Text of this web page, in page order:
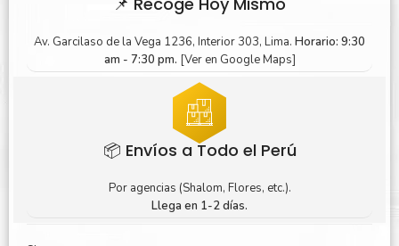
Av. Garcilaso de la Vega 1236, Interior 303, Lima. Horario: 9:30
am - 7:30 pm. [Ver en Google Maps]
📦 Envíos a Todo el Perú
Por agencias (Shalom, Flores, etc.).
Llega en 1-2 días.